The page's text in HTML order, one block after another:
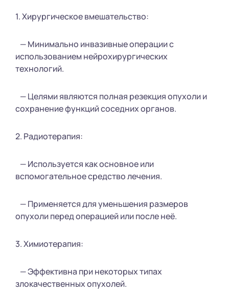
1. Хирургическое вмешательство:
— Минимально инвазивные операции с
использованием нейрохирургических
технологий.
— Целями являются полная резекция опухоли и
сохранение функций соседних органов.
2. Радиотерапия:
— Используется как основное или
вспомогательное средство лечения.
— Применяется для уменьшения размеров
опухоли перед операцией или после неё.
3. Химиотерапия:
— Эффективна при некоторых типах
злокачественных опухолей.